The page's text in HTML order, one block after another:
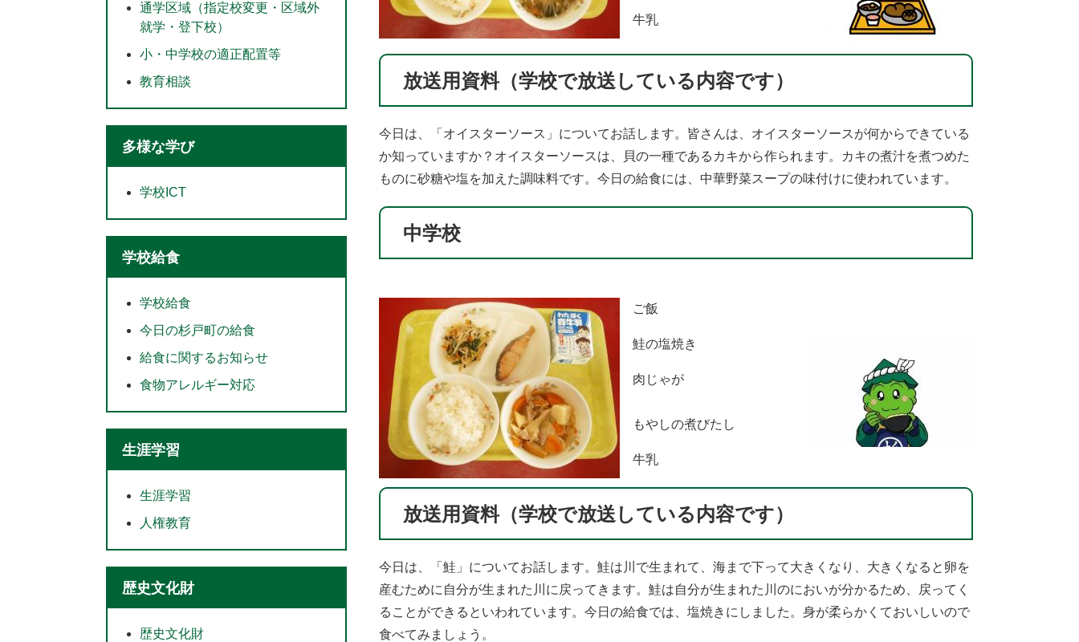
牛乳
放送用資料（学校で放送している内容です）
今日は、「オイスターソース」についてお話します。皆さんは、オイスターソースが何からできている
か知っていますか？オイスターソースは、貝の一種であるカキから作られます。カキの煮汁を煮つめた
ものに砂糖や塩を加えた調味料です。今日の給食には、中華野菜スープの味付けに使われています。​
中学校
ご飯
鮭の塩焼き
肉じゃが
もやしの煮びたし
牛乳
放送用資料（学校で放送している内容です）
今日は、「鮭」についてお話します。鮭は川で生まれて、海まで下って大きくなり、大きくなると卵を
産むために自分が生まれた川に戻ってきます。鮭は自分が生まれた川のにおいが分かるため、戻ってく
ることができるといわれています。今日の給食では、塩焼きにしました。身が柔らかくておいしいので
食べてみましょう。​
通学区域（指定校変更・区域外
就学・登下校）
小・中学校の適正配置等
教育相談
多様な学び
学校ICT
学校給食
学校給食
今日の杉戸町の給食
給食に関するお知らせ
食物アレルギー対応
生涯学習
生涯学習
人権教育
歴史文化財
歴史文化財